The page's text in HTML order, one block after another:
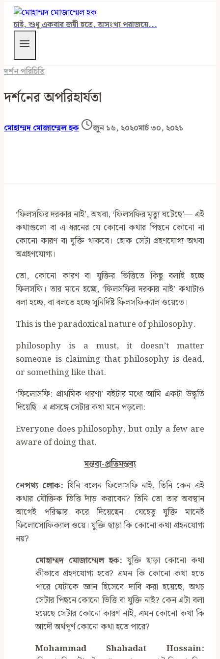
চাই, শুধু একবার জয়ী হতে, অসংখ্য পরাজয়ে...
দর্শন পরিচিতি
দর্শনের অপরিহার্যতা
মোহাম্মদ মোজাম্মেল হক জুন ১৬, ২০২০মার্চ ৩০, ২০২১
‌‘ফিলসফির দরকার নাই’, অথবা, ‌‘ফিলসফির মৃত্যু ঘটেছে’— এই
কথাগুলো বা এ ধরনের যে কোনো কথার পিছনে কোনো না
কোনো কারণ বা যুক্তি থাকবে। হোক সেটা গ্রহণযোগ্য অথবা
অগ্রহণযোগ্য।
তো, কোনো কারণ বা যুক্তির ভিত্তিতে কিছু বলাই হচ্ছে
ফিলসফি। তার মানে হচ্ছে, ‌‘ফিলসফির দরকার নাই’ কথাটাও
বলা হচ্ছে, বা বলতে হচ্ছে সুনির্দিষ্ট ফিলসফিক্যাল ওয়েতে।
This is the paradoxical nature of philosophy.
philosophy is a must, it doesn’t matter
someone is claiming that philosophy is dead,
or something like that.
‌‘ফিলোসফি: প্রাথমিক ধারণা’ বইটার মধ্যে আমি একটা উদ্ধৃতি
দিয়েছি। এ প্রসঙ্গে সেটার কথা মনে পড়লো:
Everyone does philosophy, but only a few are
aware of doing that.
মন্তব্য-প্রতিমন্তব্য
নেপথ্য লোক: যিনি বলেন ফিলোসফি নাই, তিনি কেন এই
কথার যৌক্তিক ভিত্তি দাঁড় করাবেন? তিনি তো তার অবস্থান
আগেই পরিস্কার করে দিয়েছেন। যেহেতু যুক্তি মানেই
ফিলোসোফিক্যাল ওয়ে। যুক্তি ছাড়া কি কোনো কথা গ্রহনযোগ্য
নয়?
মোহাম্মদ মোজাম্মেল হক: যুক্তি ছাড়া কোনো কথা
কীভাবে গ্রহণযোগ্য হবে? এমন কি কোনো কথা হতে
পারে যেটাকে জ্ঞান হিসেবে দাবি করা হয়েছে, অথচ
সেটার পিছনে কোনো ভিত্তি বা যুক্তি নাই? কেন এটা বলা
হয়েছে সেটার কোনো কারণ নাই, এমন কোনো কথা কি
আদৌ অর্থপূর্ণ কোনো কথা হতে পারে?
Mohammad Shahadat Hossain: